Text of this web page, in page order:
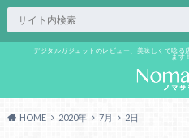
デジタルガジェットのレビュー、美味しくて唸る
ます！
HOME 2020年 7月 2日